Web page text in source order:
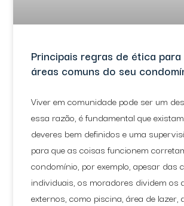
Principais regras de ética
áreas comuns do seu
Viver em comunidade pode ser um
essa razão, é fundamental que
deveres bem definidos e uma
para que as coisas funcionem
condomínio, por exemplo, apesar das
individuais, os moradores dividem os
externos, como piscina, área de lazer,